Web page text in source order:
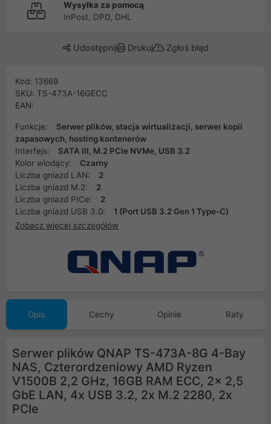
Wysyłka za pomocą
InPost, DPD, DHL
Udostępnij Drukuj Zgłoś błąd
Kod: 13669
SKU: TS-473A-16GECC
EAN:
Funkcje:
Serwer plików, stacja wirtualizacji, serwer kopii
zapasowych, hosting kontenerów
Interfejs:
SATA III, M.2 PCIe NVMe, USB 3.2
Kolor wiodący:
Czarny
Liczba gniazd LAN:
2
Liczba gniazd M.2:
2
Liczba gniazd PICe:
2
Liczba gniazd USB 3.0:
1 (Port USB 3.2 Gen 1 Type-C)
Zobacz więcej szczegółów
Opis Cechy Opinie Raty
Serwer plików QNAP TS-473A-8G 4-Bay
NAS, Czterordzeniowy AMD Ryzen
V1500B 2,2 GHz, 16GB RAM ECC, 2x 2,5
GbE LAN, 4x USB 3.2, 2x M.2 2280, 2x
PCIe